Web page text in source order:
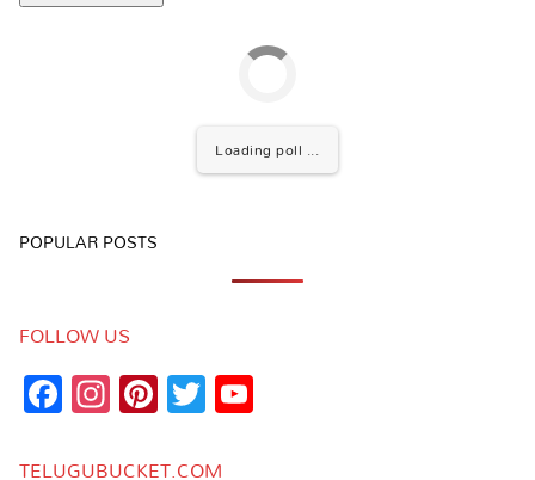
Loading poll ...
POPULAR POSTS
FOLLOW US
Facebook
Instagram
Pinterest
Twitter
TELUGUBUCKET.COM